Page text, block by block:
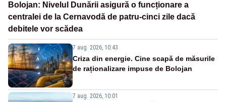
Bolojan: Nivelul Dunării asigură o funcționare a
centralei de la Cernavodă de patru-cinci zile dacă
debitele vor scădea
7 aug. 2026, 10:43
Criza din energie. Cine scapă de măsurile
de raționalizare impuse de Bolojan
7 aug. 2026, 10:01